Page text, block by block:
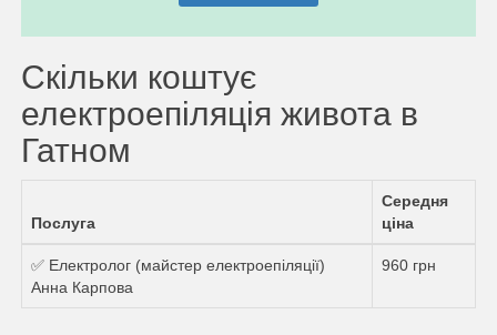
Скільки коштує
електроепіляція живота в
Гатном
Послуга
Середня
ціна
✅ Електролог (майстер електроепіляції)
Анна Карпова
960 грн